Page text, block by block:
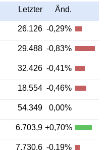
Letzter Änd.
26.126 -0,29%
29.488 -0,83%
32.426 -0,41%
18.554 -0,46%
54.349 0,00%
6.703,9 +0,70%
7.730,6 -0,19%